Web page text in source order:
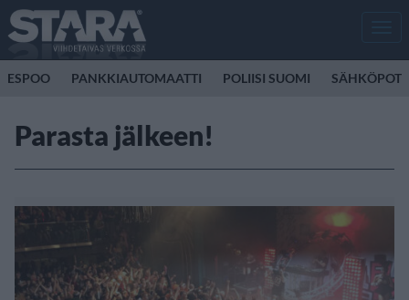
ESPOO PANKKIAUTOMAATTI POLIISI SUOMI
Parasta jälkeen!